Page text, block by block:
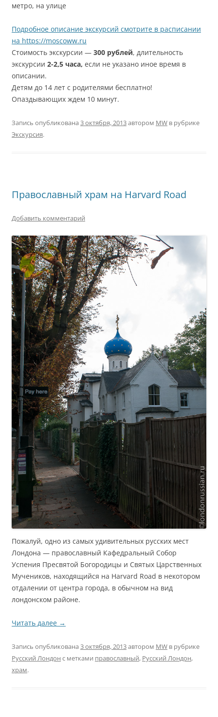
метро, на улице
Подробное описание экскурсий смотрите в расписании
на https://moscoww.ru
Стоимость экскурсии — 300 рублей, длительность
экскурсии 2-2,5 часа, если не указано иное время в
описании.
Детям до 14 лет с родителями бесплатно!
Опаздывающих ждем 10 минут.
Запись опубликована 3 октября, 2013автором MW в рубрике
Экскурсия.
Православный храм на Harvard Road
Добавить комментарий
Пожалуй, одно из самых удивительных русских мест
Лондона — православный Кафедральный Собор
Успения Пресвятой Богородицы и Святых Царственных
Мучеников, находящийся на Harvard Road в некотором
отдалении от центра города, в обычном на вид
лондонском районе.
Читать далее →
Запись опубликована 3 октября, 2013автором MW в рубрике
Русский Лондон с метками православный, Русский Лондон,
храм.